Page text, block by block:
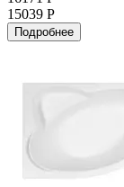
15039 Р
Подробнее